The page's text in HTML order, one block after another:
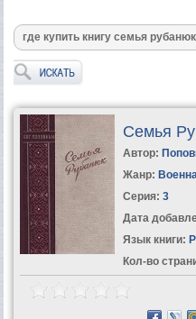
Семья
Автор:
Жанр:
Серия: 3
Дата
Язык книги:
Кол-во